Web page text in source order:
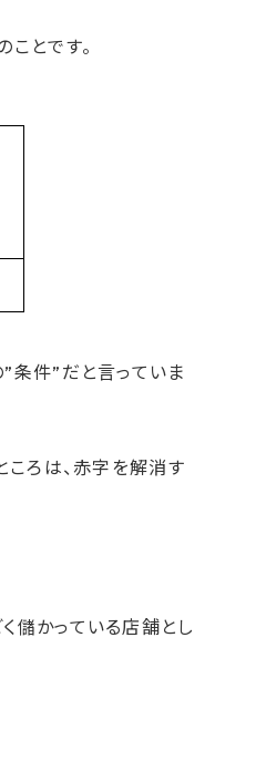
とです。
条件”だと言っていま
ころは、赤字を解消す
儲かっている店舗とし